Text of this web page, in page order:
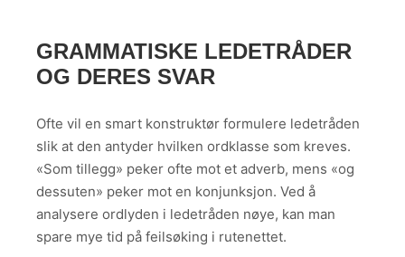
GRAMMATISKE LEDETRÅDER
OG DERES SVAR
Ofte vil en smart konstruktør formulere ledetråden
slik at den antyder hvilken ordklasse som kreves.
«Som tillegg» peker ofte mot et adverb, mens «og
dessuten» peker mot en konjunksjon. Ved å
analysere ordlyden i ledetråden nøye, kan man
spare mye tid på feilsøking i rutenettet.